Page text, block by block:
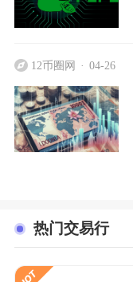
12币圈网 04-26
热门交易行